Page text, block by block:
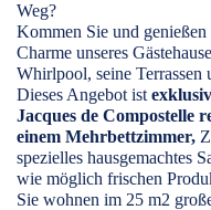
Weg?
Kommen Sie und genießen
Charme unseres
Whirlpool, seine Terrassen
Dieses Angebot ist
Jacques de Compostelle
einem Mehrbettzimmer,
spezielles hausgemachtes
wie möglich frischen
Sie wohnen im 25 m2